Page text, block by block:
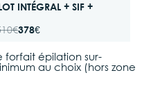
INTÉGRAL + SIF +
378€
forfait épilation sur-
au choix (hors zone